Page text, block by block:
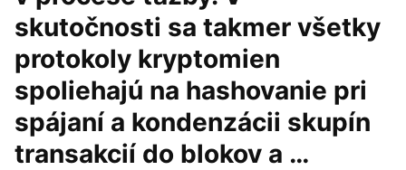
skutočnosti sa takmer všetky
protokoly kryptomien
spoliehajú na hashovanie pri
spájaní a kondenzácii skupín
transakcií do blokov a …